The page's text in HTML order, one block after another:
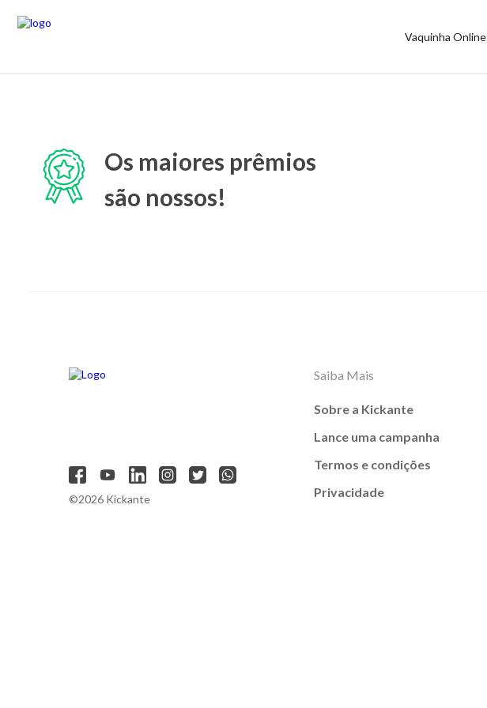
Vaquinha Online
Os maiores prêmios
são nossos!
©2026 Kickante
Saiba Mais
Sobre a Kickante
Lance uma campanha
Termos e condições
Privacidade